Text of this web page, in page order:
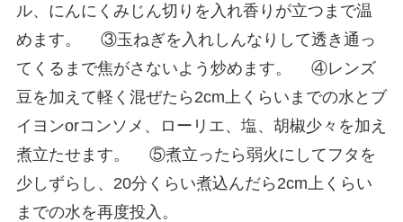
ル、にんにくみじん切りを入れ香りが立つまで温
めます。 ③玉ねぎを入れしんなりして透き通っ
てくるまで焦がさないよう炒めます。 ④レンズ
豆を加えて軽く混ぜたら2cm上くらいまでの水とブ
イヨンorコンソメ、ローリエ、塩、胡椒少々を加え
煮立たせます。 ⑤煮立ったら弱火にしてフタを
少しずらし、20分くらい煮込んだら2cm上くらい
までの水を再度投入。